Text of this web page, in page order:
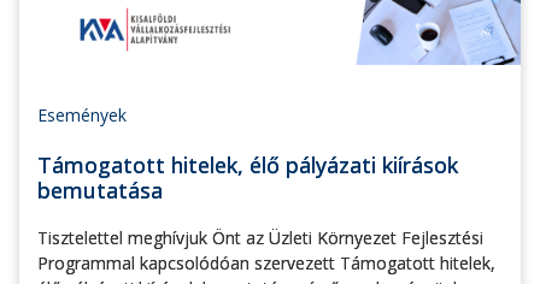
Események
Támogatott hitelek, élő pályázati kiírások
bemutatása
Tisztelettel meghívjuk Önt az Üzleti Környezet Fejlesztési
Programmal kapcsolódóan szervezett Támogatott hitelek,